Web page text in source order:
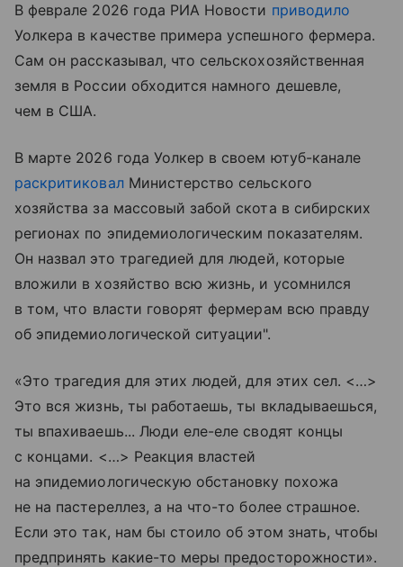
В феврале 2026 года РИА Новости приводило
Уолкера в качестве примера успешного фермера.
Сам он рассказывал, что сельскохозяйственная
земля в России обходится намного дешевле,
чем в США.
В марте 2026 года Уолкер в своем ютуб-канале
раскритиковалМинистерство сельского
хозяйства за массовый забой скота в сибирских
регионах по эпидемиологическим показателям.
Он назвал это трагедией для людей, которые
вложили в хозяйство всю жизнь, и усомнился
в том, что власти говорят фермерам всю правду
об эпидемиологической ситуации".
«Это трагедия для этих людей, для этих сел. <…>
Это вся жизнь, ты работаешь, ты вкладываешься,
ты впахиваешь... Люди еле-еле сводят концы
с концами. <…> Реакция властей
на эпидемиологическую обстановку похожа
не на пастереллез, а на что-то более страшное.
Если это так, нам бы стоило об этом знать, чтобы
предпринять какие-то меры предосторожности».